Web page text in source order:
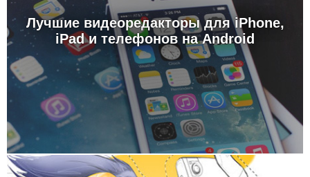
Лучшие видеоредакторы для iPhone,
iPad и телефонов на Android